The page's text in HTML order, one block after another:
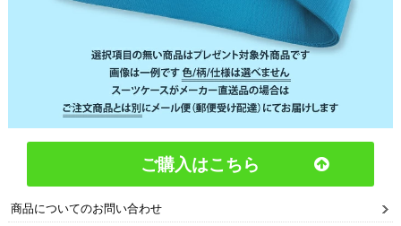
ご購入はこちら
商品についてのお問い合わせ